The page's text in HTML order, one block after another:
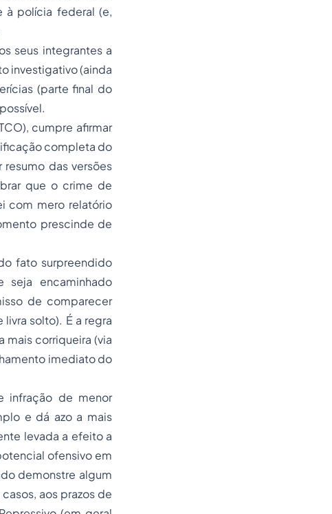
à polícia federal (e,
seus integrantes a
investigativo (ainda
(parte final do
cumpre afirmar
completa do
das versões
que o crime de
com mero relatório
prescinde de
fato surpreendido
encaminhado
de comparecer
solto). É a regra
mais corriqueira (via
imediato do
infração de menor
e dá azo a mais
levada a efeito a
ofensivo em
demonstre algum
aos prazos de